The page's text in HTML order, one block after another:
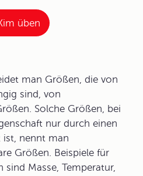
üben
man Größen, die von
sind, von
Solche Größen, bei
nur durch einen
ist, nennt man
Größen. Beispiele für
sind Masse, Temperatur,